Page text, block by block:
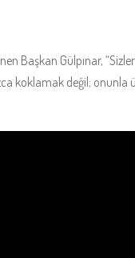
Başkan Gülpınar,
koklamak değil; onunla